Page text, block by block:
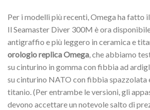
Per i modelli più recenti, Omega ha fatto
Il Seamaster Diver 300M è ora
antigraffio e più leggero in ceramica e
orologio replica Omega, che abbiamo
su cinturino in gomma con fibbia ad
su cinturino NATO con fibbia spazzolata
titanio. (Per entrambe le versioni, gli
devono accettare un notevole salto di